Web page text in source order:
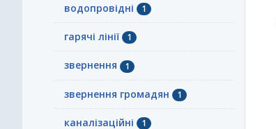
водопровідні 1
гарячі лінії 1
звернення 1
звернення громадян 1
каналізаційні 1